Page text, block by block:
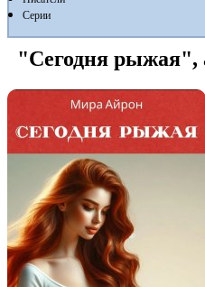
Серии
"Сегодня рыжая",